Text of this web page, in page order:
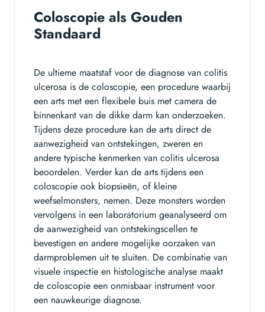
Coloscopie als Gouden
Standaard
De ultieme maatstaf voor de diagnose van colitis
ulcerosa is de coloscopie, een procedure waarbij
een arts met een flexibele buis met camera de
binnenkant van de dikke darm kan onderzoeken.
Tijdens deze procedure kan de arts direct de
aanwezigheid van ontstekingen, zweren en
andere typische kenmerken van colitis ulcerosa
beoordelen. Verder kan de arts tijdens een
coloscopie ook biopsieën, of kleine
weefselmonsters, nemen. Deze monsters worden
vervolgens in een laboratorium geanalyseerd om
de aanwezigheid van ontstekingscellen te
bevestigen en andere mogelijke oorzaken van
darmproblemen uit te sluiten. De combinatie van
visuele inspectie en histologische analyse maakt
de coloscopie een onmisbaar instrument voor
een nauwkeurige diagnose.